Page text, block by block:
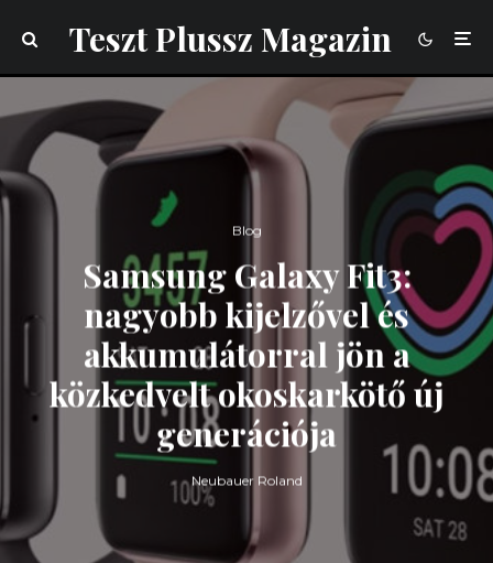
Teszt Plussz Magazin
Blog
Samsung Galaxy Fit3:
nagyobb kijelzővel és
akkumulátorral jön a
közkedvelt okoskarkötő új
generációja
Neubauer Roland